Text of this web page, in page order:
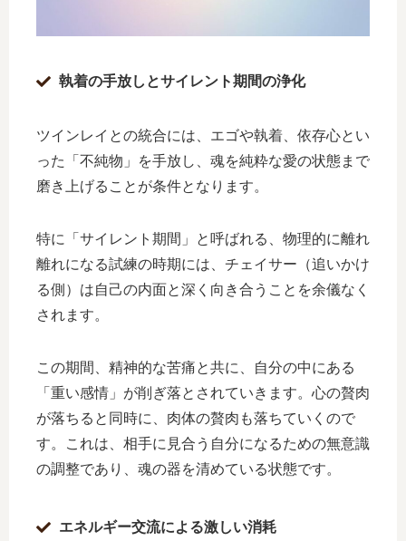
執着の手放しとサイレント期間の浄化
ツインレイとの統合には、エゴや執着、依存心とい
った「不純物」を手放し、魂を純粋な愛の状態まで
磨き上げることが条件となります。
特に「サイレント期間」と呼ばれる、物理的に離れ
離れになる試練の時期には、チェイサー（追いかけ
る側）は自己の内面と深く向き合うことを余儀なく
されます。
この期間、精神的な苦痛と共に、自分の中にある
「重い感情」が削ぎ落とされていきます。心の贅肉
が落ちると同時に、肉体の贅肉も落ちていくので
す。これは、相手に見合う自分になるための無意識
の調整であり、魂の器を清めている状態です。
エネルギー交流による激しい消耗